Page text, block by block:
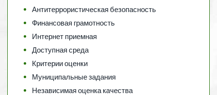
Антитеррористическая безопасность
Финансовая грамотность
Интернет приемная
Доступная среда
Критерии оценки
Муниципальные задания
Независимая оценка качества